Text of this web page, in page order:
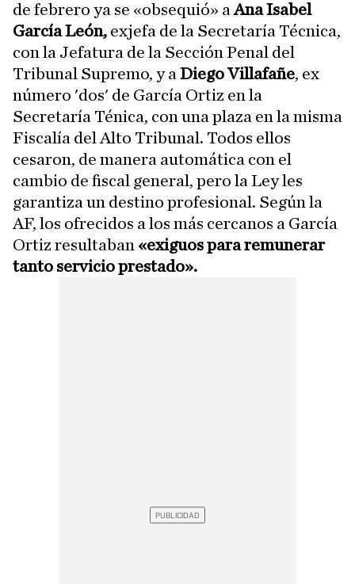
de febrero ya se «obsequió» a Ana Isabel
García León, exjefa de la Secretaría Técnica,
con la Jefatura de la Sección Penal del
Tribunal Supremo, y a Diego Villafañe, ex
número 'dos' de García Ortiz en la
Secretaría Ténica, con una plaza en la misma
Fiscalía del Alto Tribunal. Todos ellos
cesaron, de manera automática con el
cambio de fiscal general, pero la Ley les
garantiza un destino profesional. Según la
AF, los ofrecidos a los más cercanos a García
Ortiz resultaban «exiguos para remunerar
tanto servicio prestado».